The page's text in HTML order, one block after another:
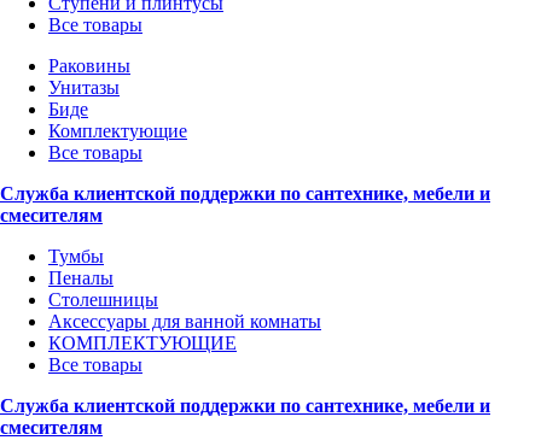
Все товары
Раковины
Унитазы
Биде
Комплектующие
Все товары
Служба клиентской поддержки по сантехнике, мебели и
смесителям
Тумбы
Пеналы
Столешницы
Аксессуары для ванной комнаты
КОМПЛЕКТУЮЩИЕ
Все товары
Служба клиентской поддержки по сантехнике, мебели и
смесителям